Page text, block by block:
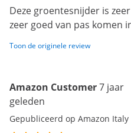
Deze groentesnijder is
zeer goed van pas komen
Toon de originele review
Amazon Customer7 jaar
geleden
Gepubliceerd op Amazon Italy